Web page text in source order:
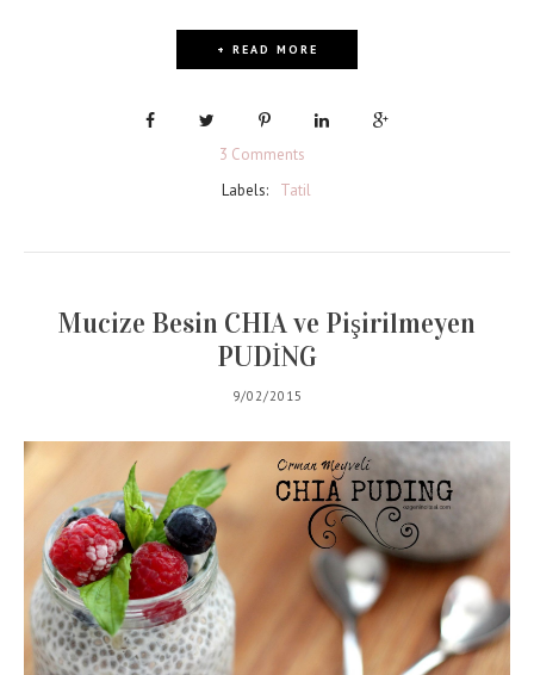
+ READ MORE
3 Comments
Labels:
Tatil
Mucize Besin CHIA ve Pişirilmeyen
PUDİNG
9/02/2015